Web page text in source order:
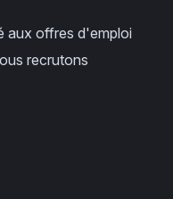
aux offres d'emploi
recrutons